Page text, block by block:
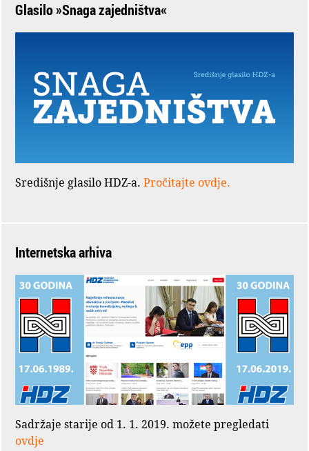
Glasilo »Snaga zajedništva«
Središnje glasilo HDZ-a. Pročitajte ovdje.
Internetska arhiva
Sadržaje starije od 1. 1. 2019. možete pregledati
ovdje